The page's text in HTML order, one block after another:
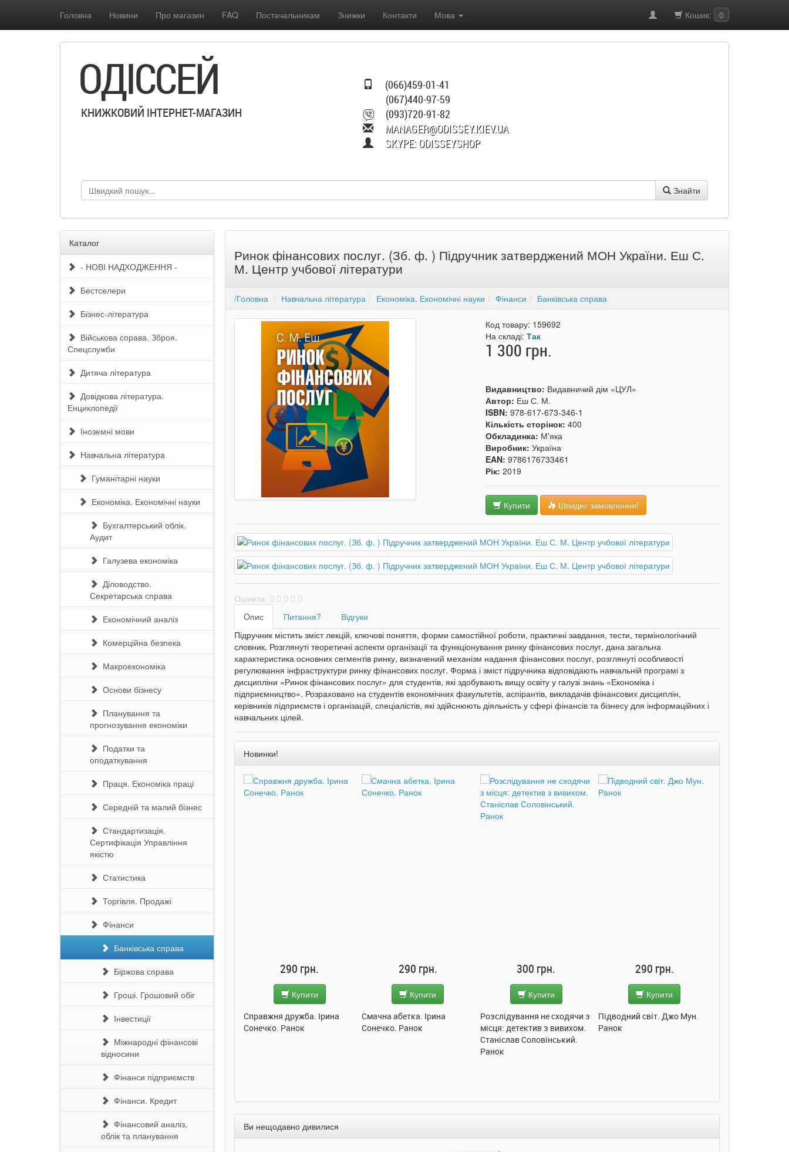
Головна Новини Про магазин FAQ Постачальникам Знижки Контакти Мова Кошик: 0
(066)459-01-41
(067)440-97-59
(093)720-91-82
MANAGER@ODISSEY.KIEV.UA
SKYPE: ODISSEYSHOP
ОДІССЕЙ
КНИЖКОВИЙ ІНТЕРНЕТ-МАГАЗИН
Знайти
Каталог
- НОВІ НАДХОДЖЕННЯ -
Бестселери
Бізнес-література
Військова справа. Зброя.
Спецслужби
Дитяча література
Довідкова література.
Енциклопедії
Іноземні мови
Навчальна література
Гуманітарні науки
Економіка. Економічні науки
Бухгалтерський облік.
Аудит
Галузева економіка
Діловодство.
Секретарська справа
Економічний аналіз
Комерційна безпека
Макроекономіка
Основи бізнесу
Планування та
прогнозування економіки
Податки та
оподаткування
Праця. Економіка праці
Середній та малий бізнес
Стандартизація.
Сертифікація Управління
якістю
Статистика
Торгівля. Продажі
Фінанси
Банківська справа
Біржова справа
Гроші. Грошовий обіг
Інвестиції
Міжнародні фінансові
відносини
Фінанси підприємств
Фінанси. Кредит
Фінансовий аналіз,
облік та планування
Ринок фінансових послуг. (Зб. ф. ) Підручник затверджений МОН України. Еш С.
М. Центр учбової літератури
/Головна Навчальна література Економіка. Економічні науки Фінанси Банківська справа
Код товару: 159692
На складі:Так
1 300 грн.
Видавництво: Видавничий дім «ЦУЛ»
Автор: Еш С. М.
ISBN:978-617-673-346-1
Кількість сторінок:400
Обкладинка: М'яка
Виробник:Україна
EAN:9786176733461
Рік:2019
Купити Швидке замовлення!
Оцінити:
Oпис
Питання?
Відгуки
Підручник містить зміст лекцій, ключові поняття, форми самостійної роботи, практичні завдання, тести, термінологічний
словник. Розглянуті теоретичні аспекти організації та функціонування ринку фінансових послуг, дана загальна
характеристика основних сегментів ринку, визначений механізм надання фінансових послуг, розглянуті особливості
регулювання інфраструктури ринку фінансових послуг. Форма і зміст підручника відповідають навчальній програмі з
дисципліни «Ринок фінансових послуг» для студентів, які здобувають вищу освіту у галузі знань «Економіка і
підприємництво». Розраховано на студентів економічних факультетів, аспірантів, викладачів фінансових дисциплін,
керівників підприємств і організацій, спеціалістів, які здійснюють діяльність у сфері фінансів та бізнесу для інформаційних і
навчальних цілей.
Новинки!
Таке велике слоненя. Ірина
290 грн.
Купити
Справжня дружба. Ірина
290 грн.
Купити
Смачна абетка. Ірина
Сонечко. Ранок
300 грн.
Купити
Розслідування не сходячи з
місця: детектив з вивихом.
290 грн.
Купити
Підводний світ. Джо Мун.
Ранок
285 грн.
Купити
Моє любе кошеня. Олена
Пуляєва. Ранок
Ви нещодавно дивилися